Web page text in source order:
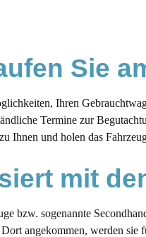
Sie
Ihren
Termine zur
Ihnen und holen das
mit
bzw. sogenannte
angekommen, werden